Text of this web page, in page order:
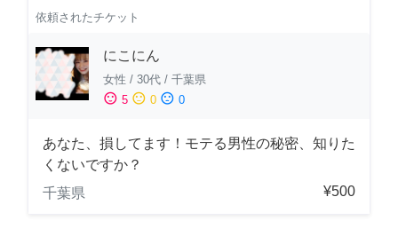
依頼されたチケット
にこにん
女性 / 30代 / 千葉県
sentiment_satisfied 5 sentiment_neutral 0 sentiment_dissatisfied 0
あなた、損してます！モテる男性の秘密、知りた
くないですか？
千葉県
¥500